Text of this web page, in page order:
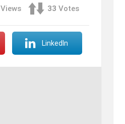
Views 33 Votes
LinkedIn